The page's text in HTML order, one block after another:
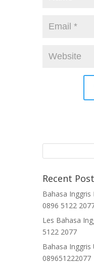
Recent
Bahasa
0896 5122
Les Bahasa
5122 2077
Bahasa
089651222077